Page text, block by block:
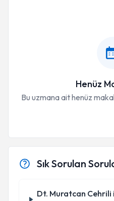
Henüz
Bu uzmana ait henüz
Sık Sorulan
Dt. Muratcan Cehrili